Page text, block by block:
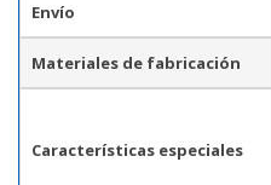
Envío
Materiales de fabricación
Características especiales